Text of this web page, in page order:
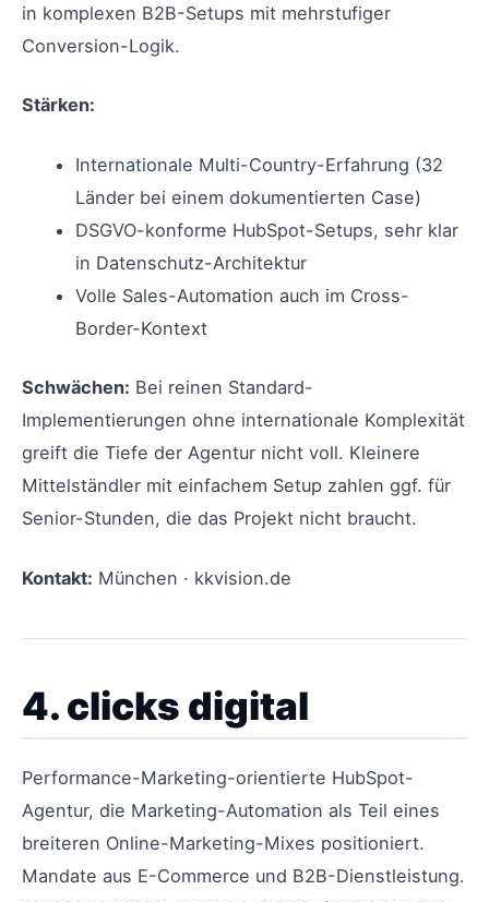
in komplexen B2B-Setups mit mehrstufiger
Conversion-Logik.
Stärken:
Internationale Multi-Country-Erfahrung (32
Länder bei einem dokumentierten Case)
DSGVO-konforme HubSpot-Setups, sehr klar
in Datenschutz-Architektur
Volle Sales-Automation auch im Cross-
Border-Kontext
Schwächen: Bei reinen Standard-
Implementierungen ohne internationale Komplexität
greift die Tiefe der Agentur nicht voll. Kleinere
Mittelständler mit einfachem Setup zahlen ggf. für
Senior-Stunden, die das Projekt nicht braucht.
Kontakt: München · kkvision.de
4. clicks digital
Performance-Marketing-orientierte HubSpot-
Agentur, die Marketing-Automation als Teil eines
breiteren Online-Marketing-Mixes positioniert.
Mandate aus E-Commerce und B2B-Dienstleistung.